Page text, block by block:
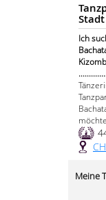
Stadt
Ich
Meine